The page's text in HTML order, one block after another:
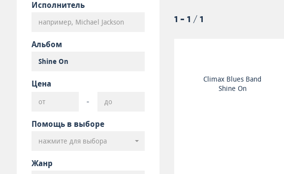
Исполнитель
Альбом
Цена
-
Помощь в выборе
нажмите для выбора
Жанр
1 - 1 / 1
Climax Blues Band
Shine On